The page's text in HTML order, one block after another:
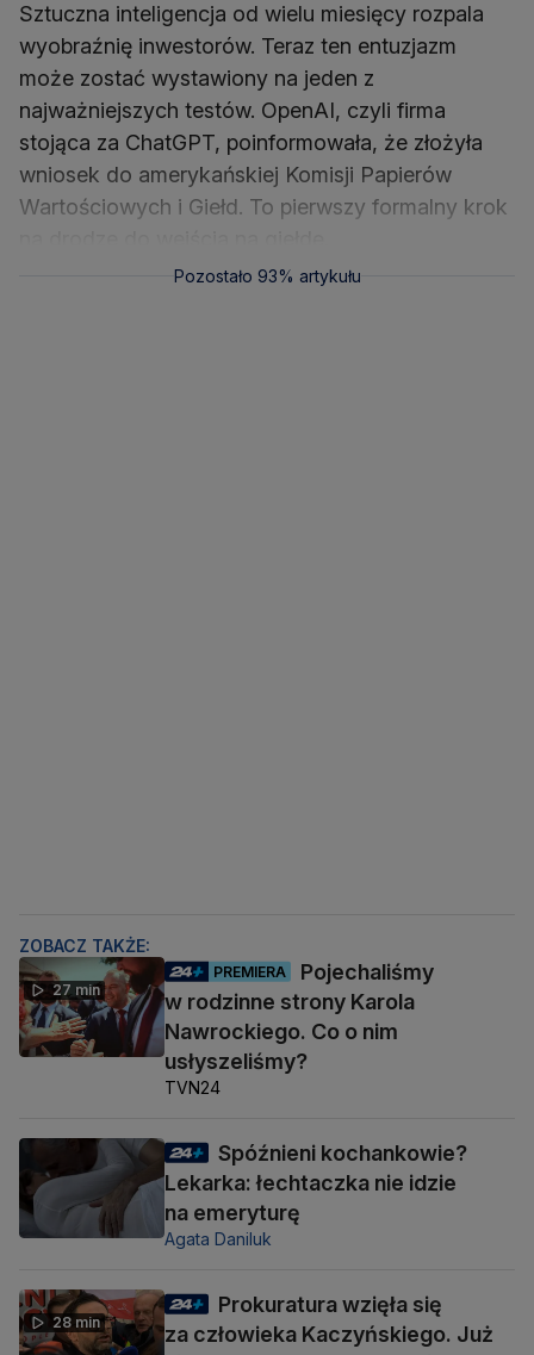
Sztuczna inteligencja od wielu miesięcy rozpala
wyobraźnię inwestorów. Teraz ten entuzjazm
może zostać wystawiony na jeden z
najważniejszych testów. OpenAI, czyli firma
stojąca za ChatGPT, poinformowała, że złożyła
wniosek do amerykańskiej Komisji Papierów
Wartościowych i Giełd. To pierwszy formalny krok
Pozostało 93% artykułu
ZOBACZ TAKŻE:
27 min
PREMIERA
Pojechaliśmy
w rodzinne strony Karola
Nawrockiego. Co o nim
usłyszeliśmy?
TVN24
Spóźnieni kochankowie?
Lekarka: łechtaczka nie idzie
na emeryturę
Agata Daniluk
28 min
Prokuratura wzięła się
za człowieka Kaczyńskiego. Już